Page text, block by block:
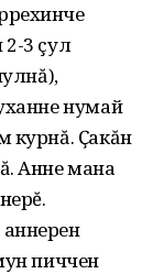
3 çул
нумай
курнă. Ҫакăн
Анне мана
пиччен